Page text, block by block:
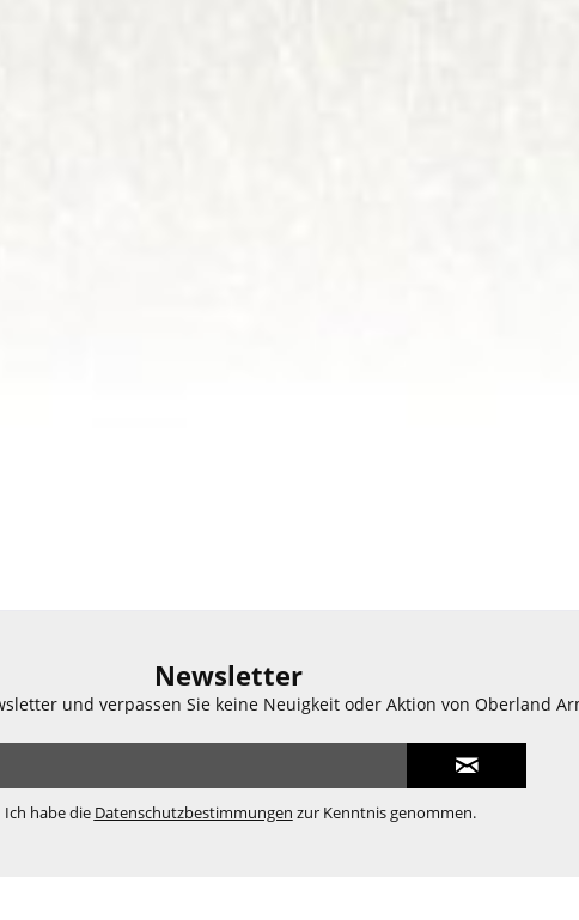
Newsletter
und verpassen Sie keine Neuigkeit oder Aktion von Oberland
Ich habe die Datenschutzbestimmungen zur Kenntnis genommen.